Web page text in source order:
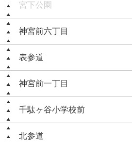
宮下公園
神宮前六丁目
表参道
神宮前一丁目
千駄ヶ谷小学校前
北参道